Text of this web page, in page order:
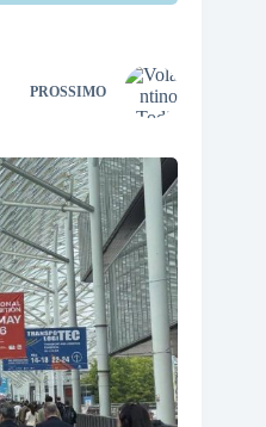
PROSSIMO